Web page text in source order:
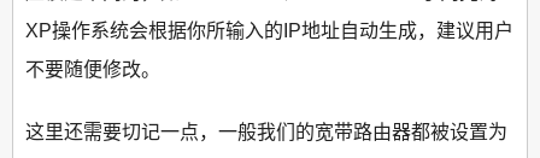
XP操作系统会根据你所输入的IP地址自动生成，建议用户
不要随便修改。
这里还需要切记一点，一般我们的宽带路由器都被设置为